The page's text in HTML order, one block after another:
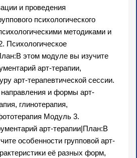
и проведения
психологического
методиками и
Психологическое
этом модуле вы изучите
арт-терапии,
арт-терапевтической сессии.
и формы арт-
глинотерапия,
Модуль 3.
арт-терапии|План:В
особенности групповой арт-
её разных форм,